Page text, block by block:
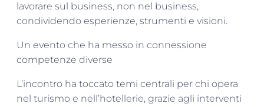
lavorare sul business, non nel business,
condividendo esperienze, strumenti e visioni.
Un evento che ha messo in connessione
competenze diverse
L’incontro ha toccato temi centrali per chi opera
nel turismo e nell’hotellerie, grazie agli interventi